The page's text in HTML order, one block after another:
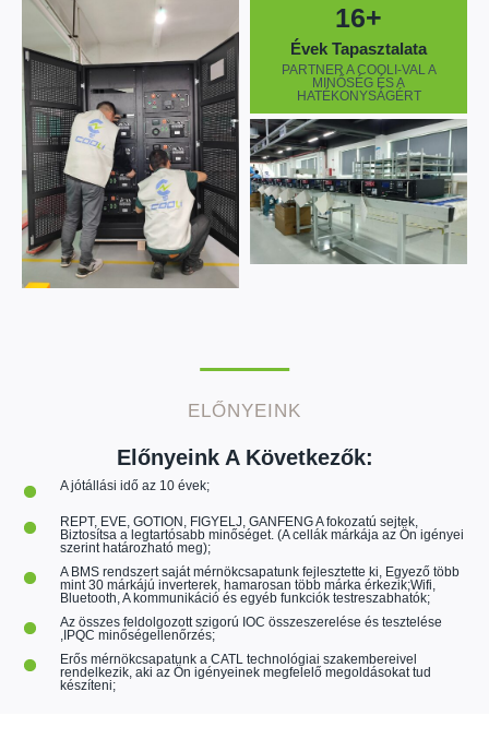
16+
Évek Tapasztalata
PARTNER A COOLI-VAL A
MINŐSÉG ÉS A
HATÉKONYSÁGÉRT
ELŐNYEINK
Előnyeink A Következők:
A jótállási idő az 10 évek;
REPT, EVE, GOTION, FIGYELJ, GANFENG A fokozatú sejtek,
Biztosítsa a legtartósabb minőséget. (A cellák márkája az Ön igényei
szerint határozható meg);
A BMS rendszert saját mérnökcsapatunk fejlesztette ki, Egyező több
mint 30 márkájú inverterek, hamarosan több márka érkezik;Wifi,
Bluetooth, A kommunikáció és egyéb funkciók testreszabhatók;
Az összes feldolgozott szigorú IOC összeszerelése és tesztelése
,IPQC minőségellenőrzés;
Erős mérnökcsapatunk a CATL technológiai szakembereivel
rendelkezik, aki az Ön igényeinek megfelelő megoldásokat tud
készíteni;